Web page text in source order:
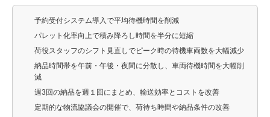
予約受付システム導入で平均待機時間を削減
パレット化率向上で積み降ろし時間を半分に短縮
荷役スタッフのシフト見直しでピーク時の待機車両数を大幅減少
納品時間帯を午前・午後・夜間に分散し、車両待機時間を大幅削
減
週3回の納品を週１回にまとめ、輸送効率とコストを改善
定期的な物流協議会の開催で、荷待ち時間や納品条件の改善